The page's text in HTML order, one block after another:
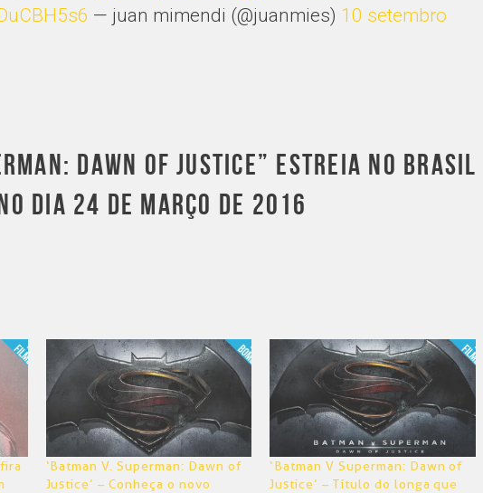
— juan mimendi (@juanmies) 10 setembro
DAWN OF JUSTICE” ESTREIA NO BRASIL
DIA 24 DE MARÇO DE 2016
‘Batman V. Superman: Dawn of
Justice’ – Conheça o novo
‘Batman V Superman: Dawn of
Justice’ – Título do longa que